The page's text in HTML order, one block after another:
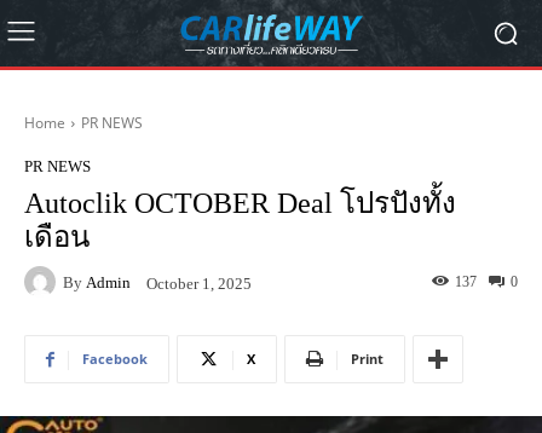
Home PR NEWS
PR NEWS
Autoclik OCTOBER Deal โปรปังทั้ง
เดือน
By Admin October 1, 2025 0
137
Facebook X Print